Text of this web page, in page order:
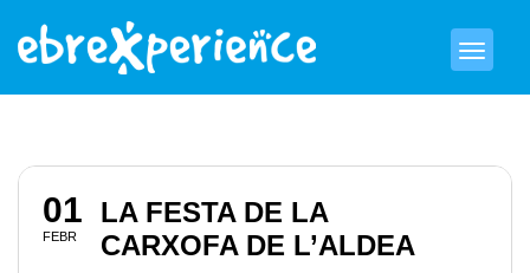
01
FEBR
LA FESTA DE LA
CARXOFA DE L’ALDEA